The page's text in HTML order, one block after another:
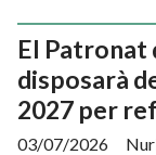
El Patronat
disposarà
2027 per
03/07/2026